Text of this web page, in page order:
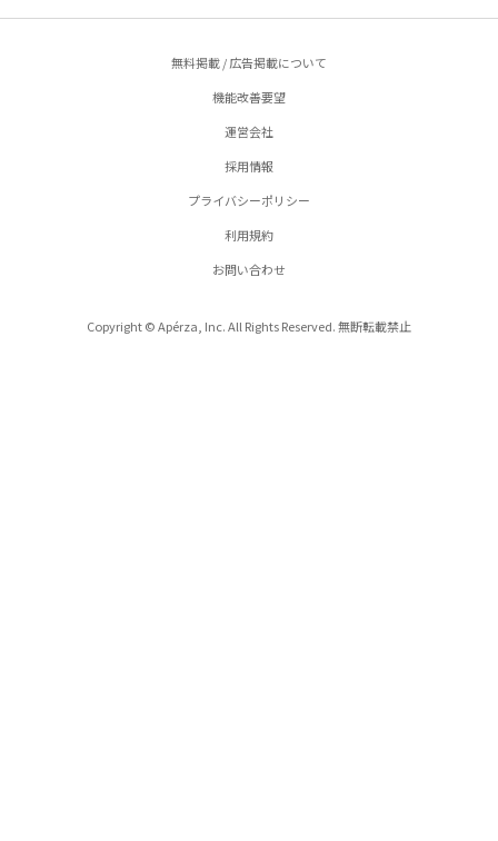
無料掲載 / 広告掲載について
機能改善要望
運営会社
採用情報
プライバシーポリシー
利用規約
お問い合わせ
Copyright © Apérza, Inc. All Rights Reserved. 無断転載禁止